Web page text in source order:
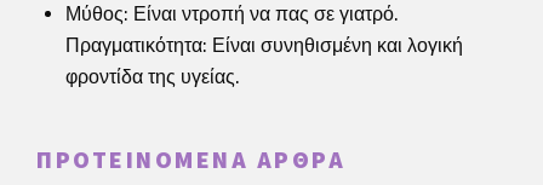
Μύθος: Είναι ντροπή να πας σε γιατρό.
Πραγματικότητα: Είναι συνηθισμένη και λογική
φροντίδα της υγείας.
ΠΡΟΤΕΙΝΌΜΕΝΑ ΆΡΘΡΑ